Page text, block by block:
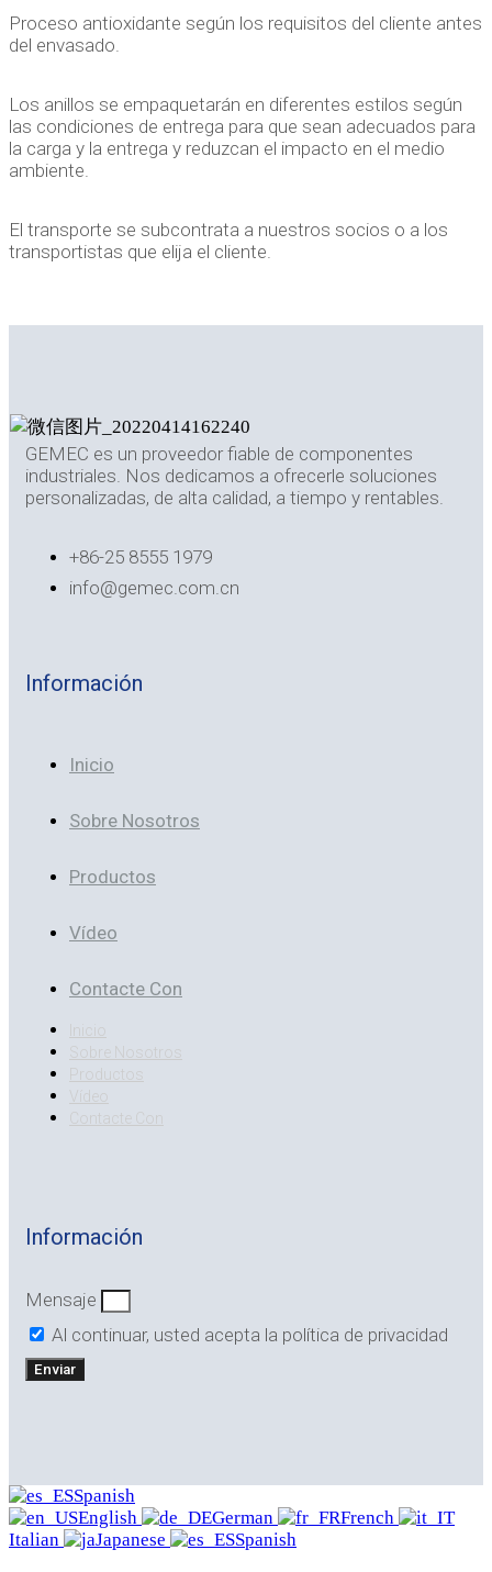
Proceso antioxidante según los requisitos del cliente antes
del envasado.
Los anillos se empaquetarán en diferentes estilos según
las condiciones de entrega para que sean adecuados para
la carga y la entrega y reduzcan el impacto en el medio
ambiente.
El transporte se subcontrata a nuestros socios o a los
transportistas que elija el cliente.
GEMEC es un proveedor fiable de componentes
industriales. Nos dedicamos a ofrecerle soluciones
personalizadas, de alta calidad, a tiempo y rentables.
+86-25 8555 1979
info@gemec.com.cn
Información
Inicio
Sobre Nosotros
Productos
Vídeo
Contacte Con
Inicio
Sobre Nosotros
Productos
Vídeo
Contacte Con
Información
Mensaje
Al continuar, usted acepta la política de privacidad
Enviar
Spanish
English
German
French
Italian
Japanese Spanish